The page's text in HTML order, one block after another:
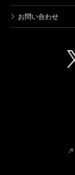
お問い合わせ